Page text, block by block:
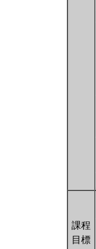
課程
目標